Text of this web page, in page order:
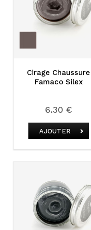
Cirage Chaussure
Famaco Silex
6.30 €
AJOUTER